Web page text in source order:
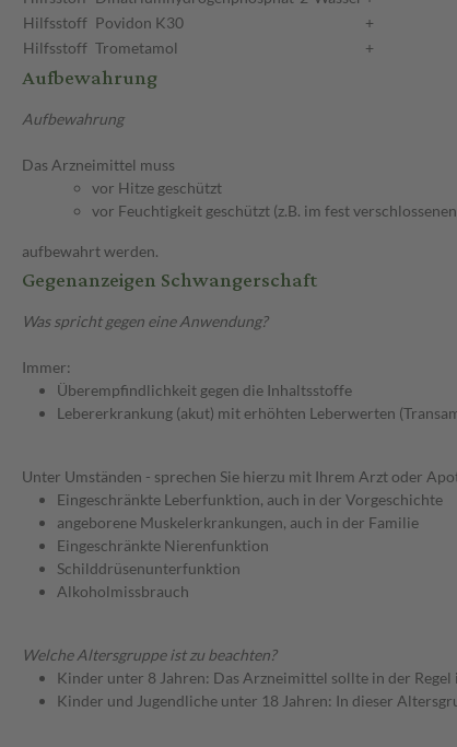
Hilfsstoff Povidon K30
+
Hilfsstoff Trometamol +
Aufbewahrung
Aufbewahrung
Das Arzneimittel muss
vor Hitze geschützt
vor Feuchtigkeit geschützt (z.B. im fest
aufbewahrt werden.
Gegenanzeigen Schwangerschaft
Was spricht gegen eine Anwendung?
Immer:
Überempfindlichkeit gegen die Inhaltsstoffe
Lebererkrankung (akut) mit erhöhten Leberwerten
Unter Umständen - sprechen Sie hierzu mit Ihrem Arzt oder
Eingeschränkte Leberfunktion, auch in der Vorgeschichte
angeborene Muskelerkrankungen, auch in der Familie
Eingeschränkte Nierenfunktion
Schilddrüsenunterfunktion
Alkoholmissbrauch
Welche Altersgruppe ist zu beachten?
Kinder unter 8 Jahren: Das Arzneimittel sollte in der
Kinder und Jugendliche unter 18 Jahren: In dieser